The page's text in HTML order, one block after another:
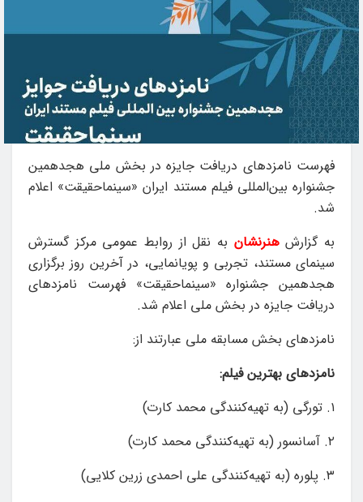
فهرست نامزدهای دریافت جایزه در بخش ملی هجدهمین
جشنواره بین‌المللی فیلم مستند ایران «سینماحقیقت» اعلام
شد.
به گزارشهنرنشان به نقل از روابط عمومی مرکز گسترش
سینمای مستند، تجربی و پویانمایی، در آخرین روز برگزاری
هجدهمین جشنواره «سینماحقیقت» فهرست نامزدهای
دریافت جایزه در بخش ملی اعلام شد.
نامزدهای بخش مسابقه ملی عبارتند از:
نامزدهای بهترین فیلم:
۱. تورگی (به تهیه‌کنندگی محمد کارت)
۲. آسانسور (به تهیه‌کنندگی محمد کارت)
۳. پلوره (به تهیه‌کنندگی علی احمدی زرین کلایی)